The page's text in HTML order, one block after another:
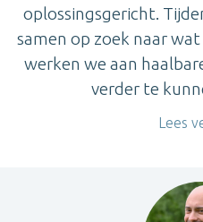
oplossingsgericht.
samen op zoek naar
werken we aan
verder te
Lees